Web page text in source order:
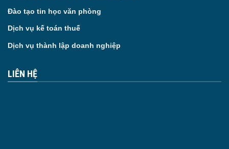
Đào tạo tin học văn phòng
Dịch vụ kế toán thuế
Dịch vụ thành lập doanh nghiệp
LIÊN HỆ